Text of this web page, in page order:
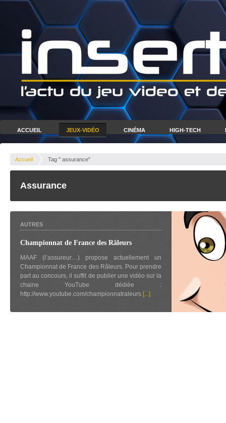
ACCUEIL JEUX-VIDÉO CINÉMA HIGH-TECH
Accueil Tag " assurance"
Assurance
AUTRES
Championnat de France des Râleurs
MAAF (l’assureur…) propose actuellement un
Championnat de France des Râleurs. Pour prendre
part au concours, il suffit de publier une vidéo sur la
chaine YouTube dédiée :
http://www.youtube.com/championnatraleurs [...]